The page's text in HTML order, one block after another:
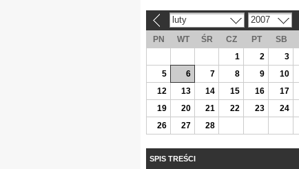
luty 2007
PN WT ŚR CZ PT SB
1
2 3
5
6 7 8 9 10
12
13 14 15 16 17
19
20 21 22 23 24
26
27 28
SPIS TREŚCI